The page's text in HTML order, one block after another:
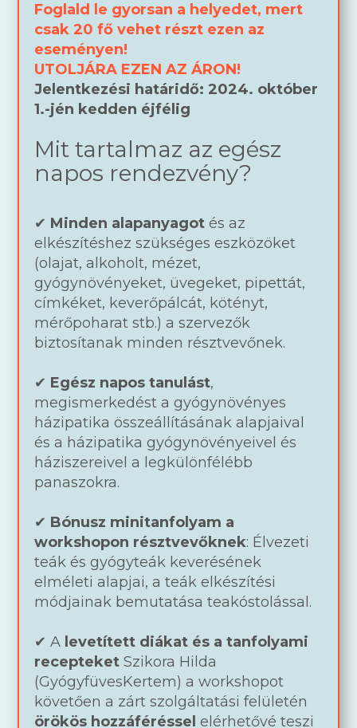
Foglald le gyorsan a helyedet, mert
csak 20 fő vehet részt ezen az
eseményen!
UTOLJÁRA EZEN AZ ÁRON!
Jelentkezési határidő: 2024. október
1.-jén kedden éjfélig
Mit tartalmaz az egész
napos rendezvény?
✔ Minden alapanyagot és az
elkészítéshez szükséges eszközöket
(olajat, alkoholt, mézet,
gyógynövényeket, üvegeket, pipettát,
címkéket, keverőpálcát, kötényt,
mérőpoharat stb.) a szervezők
biztosítanak minden résztvevőnek.
✔ Egész napos tanulást,
megismerkedést a gyógynövényes
házipatika összeállításának alapjaival
és a házipatika gyógynövényeivel és
háziszereivel a legkülönfélébb
panaszokra.
✔ Bónusz minitanfolyam a
workshopon résztvevőknek: Élvezeti
teák és gyógyteák keverésének
elméleti alapjai, a teák elkészítési
módjainak bemutatása teakóstolással.
✔ A levetített diákat és a tanfolyami
recepteket Szikora Hilda
(GyógyfüvesKertem) a workshopot
követően a zárt szolgáltatási felületén
örökös hozzáféréssel elérhetővé teszi